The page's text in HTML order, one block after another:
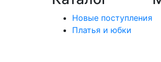
Новые поступления
Платья и юбки